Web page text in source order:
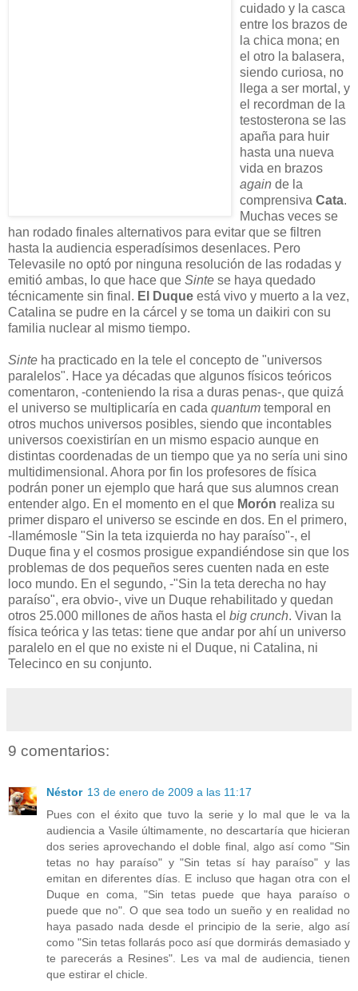
cuidado y la casca
entre los brazos de
la chica mona; en
el otro la balasera,
siendo curiosa, no
llega a ser mortal, y
el recordman de la
testosterona se las
apaña para huir
hasta una nueva
vida en brazos
again de la
comprensiva Cata.
Muchas veces se
han rodado finales alternativos para evitar que se filtren
hasta la audiencia esperadísimos desenlaces. Pero
Televasile no optó por ninguna resolución de las rodadas y
emitió ambas, lo que hace que Sinte se haya quedado
técnicamente sin final. El Duque está vivo y muerto a la vez,
Catalina se pudre en la cárcel y se toma un daikiri con su
familia nuclear al mismo tiempo.
Sinte ha practicado en la tele el concepto de "universos
paralelos". Hace ya décadas que algunos físicos teóricos
comentaron, -conteniendo la risa a duras penas-, que quizá
el universo se multiplicaría en cada quantum temporal en
otros muchos universos posibles, siendo que incontables
universos coexistirían en un mismo espacio aunque en
distintas coordenadas de un tiempo que ya no sería uni sino
multidimensional. Ahora por fin los profesores de física
podrán poner un ejemplo que hará que sus alumnos crean
entender algo. En el momento en el que Morón realiza su
primer disparo el universo se escinde en dos. En el primero,
-llamémosle "Sin la teta izquierda no hay paraíso"-, el
Duque fina y el cosmos prosigue expandiéndose sin que los
problemas de dos pequeños seres cuenten nada en este
loco mundo. En el segundo, -"Sin la teta derecha no hay
paraíso", era obvio-, vive un Duque rehabilitado y quedan
otros 25.000 millones de años hasta el big crunch. Vivan la
física teórica y las tetas: tiene que andar por ahí un universo
paralelo en el que no existe ni el Duque, ni Catalina, ni
Telecinco en su conjunto.
9 comentarios:
Néstor 13 de enero de 2009 a las 11:17
Pues con el éxito que tuvo la serie y lo mal que le va la
audiencia a Vasile últimamente, no descartaría que hicieran
dos series aprovechando el doble final, algo así como "Sin
tetas no hay paraíso" y "Sin tetas sí hay paraíso" y las
emitan en diferentes días. E incluso que hagan otra con el
Duque en coma, "Sin tetas puede que haya paraíso o
puede que no". O que sea todo un sueño y en realidad no
haya pasado nada desde el principio de la serie, algo así
como "Sin tetas follarás poco así que dormirás demasiado y
te parecerás a Resines". Les va mal de audiencia, tienen
que estirar el chicle.